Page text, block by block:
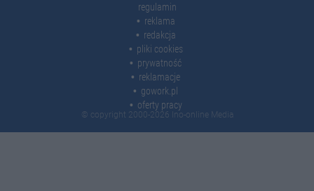
regulamin
reklama
redakcja
pliki cookies
prywatność
reklamacje
gowork.pl
oferty pracy
© copyright 2000-2026 Ino-online Media